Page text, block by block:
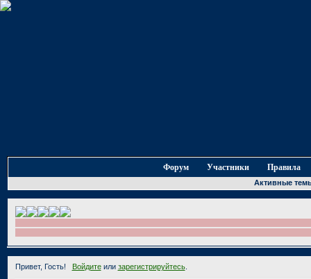
Форум Участники Правила
Активные
Привет, Гость! Войдитеили зарегистрируйтесь.